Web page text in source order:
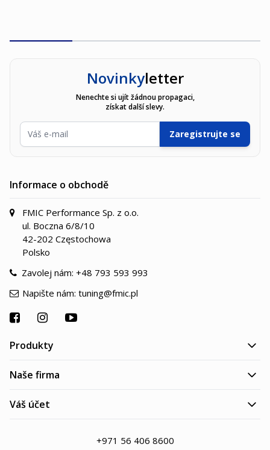
Novinkyletter
Nenechte si ujít žádnou propagaci,
získat další slevy.
E-mailová adresa
Zaregistrujte se
Informace o obchodě
FMIC Performance Sp. z o.o.
ul. Boczna 6/8/10
42-202 Częstochowa
Polsko
Zavolej nám: +48 793 593 993
Napište nám: tuning@fmic.pl
Produkty
Naše firma
Váš účet
+971 56 406 8600